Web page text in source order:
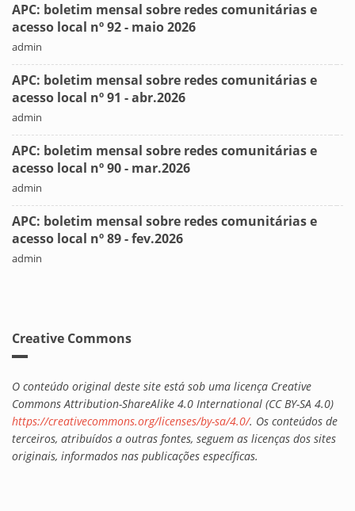
APC: boletim mensal sobre redes comunitárias e
acesso local nº 92 - maio 2026
admin
APC: boletim mensal sobre redes comunitárias e
acesso local nº 91 - abr.2026
admin
APC: boletim mensal sobre redes comunitárias e
acesso local nº 90 - mar.2026
admin
APC: boletim mensal sobre redes comunitárias e
acesso local nº 89 - fev.2026
admin
Creative Commons
O conteúdo original deste site está sob uma licença Creative
Commons Attribution-ShareAlike 4.0 International (CC BY-SA 4.0)
https://creativecommons.org/licenses/by-sa/4.0/. Os conteúdos de
terceiros, atribuídos a outras fontes, seguem as licenças dos sites
originais, informados nas publicações específicas.